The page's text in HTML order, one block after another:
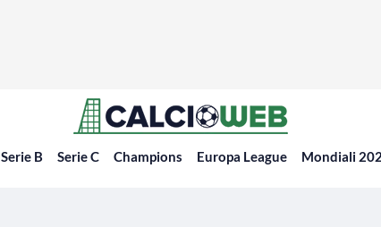
Serie B Serie C Champions Europa League Mondiali